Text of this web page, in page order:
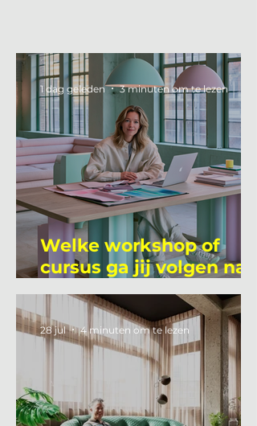
Welke workshop of
cursus ga jij volgen na
je vakantie?
1 dag geleden 3 minuten om te lezen
28 jul 4 minuten om te lezen